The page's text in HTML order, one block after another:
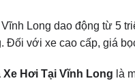
Long dao động từ 5
Đối với xe cao cấp, giá
Xe Hơi Tại Vĩnh Long là